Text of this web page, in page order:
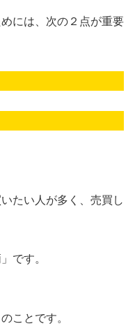
には、次の２点が重要
たい人が多く、売買し
です。
ことです。